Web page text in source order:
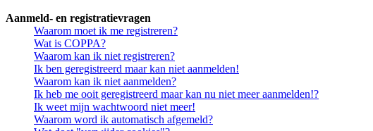
Aanmeld- en registratievragen
Waarom moet ik me registreren?
Wat is COPPA?
Waarom kan ik niet registreren?
Ik ben geregistreerd maar kan niet aanmelden!
Waarom kan ik niet aanmelden?
Ik heb me ooit geregistreerd maar kan nu niet meer aanmelden!?
Ik weet mijn wachtwoord niet meer!
Waarom word ik automatisch afgemeld?